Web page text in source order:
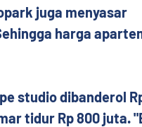
juga menyasar
harga
studio dibanderol
tidur Rp 800 juta.